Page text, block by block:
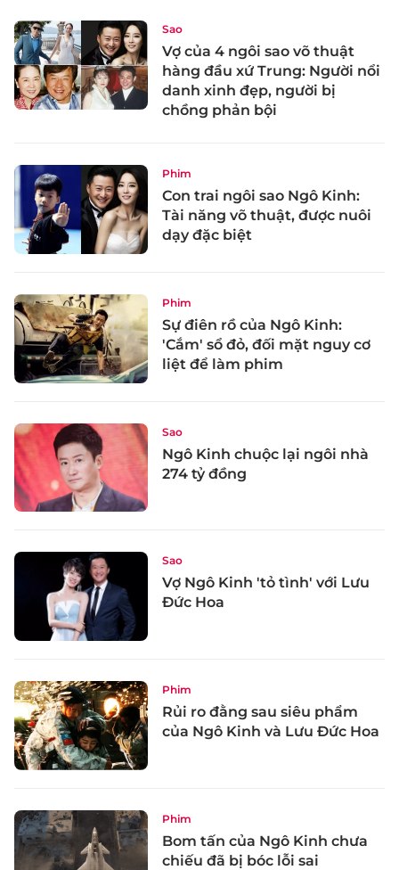
Sao
Vợ của 4 ngôi sao võ thuật
hàng đầu xứ Trung: Người nổi
danh xinh đẹp, người bị
chồng phản bội
Phim
Con trai ngôi sao Ngô Kinh:
Tài năng võ thuật, được nuôi
dạy đặc biệt
Phim
Sự điên rồ của Ngô Kinh:
'Cắm' sổ đỏ, đối mặt nguy cơ
liệt để làm phim
Sao
Ngô Kinh chuộc lại ngôi nhà
274 tỷ đồng
Sao
Vợ Ngô Kinh 'tỏ tình' với Lưu
Đức Hoa
Phim
Rủi ro đằng sau siêu phẩm
của Ngô Kinh và Lưu Đức Hoa
Phim
Bom tấn của Ngô Kinh chưa
chiếu đã bị bóc lỗi sai